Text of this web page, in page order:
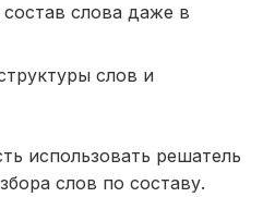
слова даже в
слов и
использовать решатель
слов по составу.